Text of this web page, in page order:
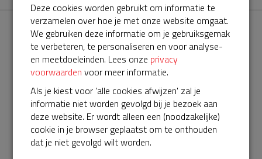
AED360-ProCardio
ServiceBuurtAED wordt aangeboden door de Hartstichting en
AED360-ProCardio. Net als bij BuurtAED is AED360-ProCardio
de leverancier van het servicepakket en ontzorgen zij jou de
Deze cookies worden gebruikt om informatie te
verzamelen over hoe je met onze website omgaat.
We gebruiken deze informatie om je gebruiksgemak
te verbeteren, te personaliseren en voor analyse-
en meetdoeleinden. Lees onze privacy
voorwaarden voor meer informatie.
Als je kiest voor 'alle cookies afwijzen' zal je
informatie niet worden gevolgd bij je bezoek aan
deze website. Er wordt alleen een (noodzakelijke)
cookie in je browser geplaatst om te onthouden
dat je niet gevolgd wilt worden.